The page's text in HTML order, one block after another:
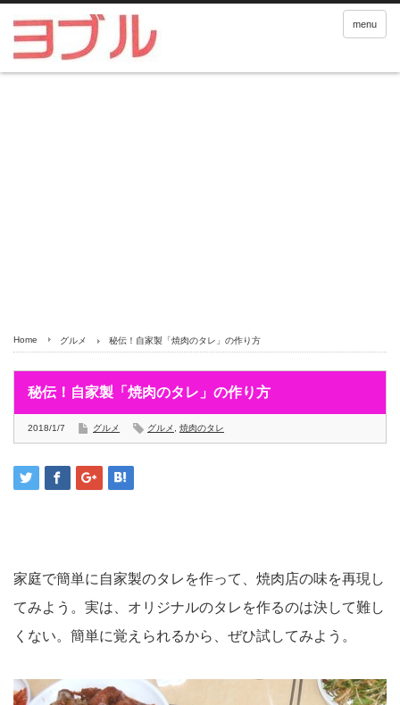
menu
Home グルメ 秘伝！自家製「焼肉のタレ」の作り方
秘伝！自家製「焼肉のタレ」の作り方
2018/1/7 グルメ グルメ 焼肉のタレ
家庭で簡単に自家製のタレを作って、焼肉店の味を再現し
てみよう。実は、オリジナルのタレを作るのは決して難し
くない。簡単に覚えられるから、ぜひ試してみよう。